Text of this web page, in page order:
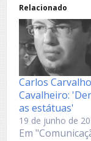
Relacionado
Carlos Carvalho
Cavalheiro:
as estátuas'
19 de junho de
Em